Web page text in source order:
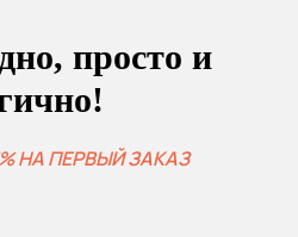
просто и
НА ПЕРВЫЙ ЗАКАЗ